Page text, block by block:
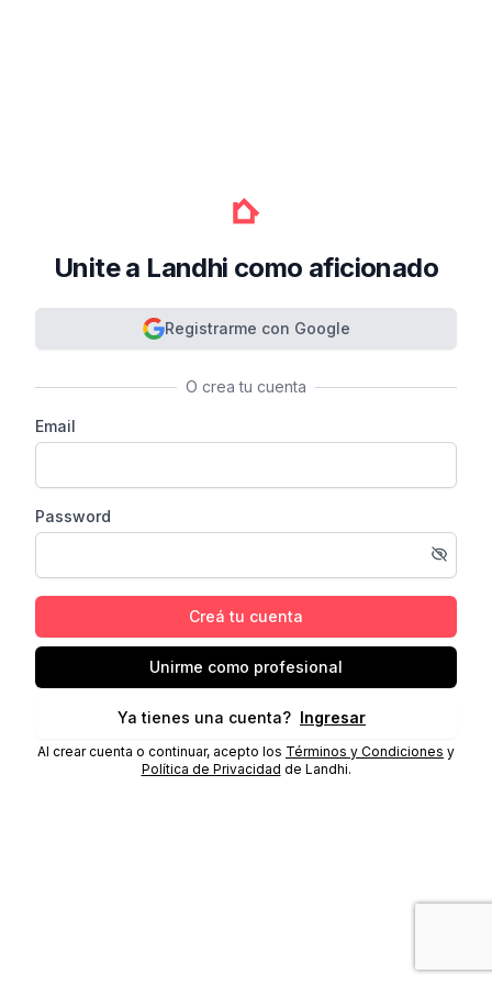
Unite a Landhi como aficionado
Registrarme con Google
O crea tu cuenta
Email
Password
Creá tu cuenta
Unirme como profesional
Ya tienes una cuenta? Ingresar
Al crear cuenta o continuar, acepto los Términos y Condiciones y
Política de Privacidad de Landhi.